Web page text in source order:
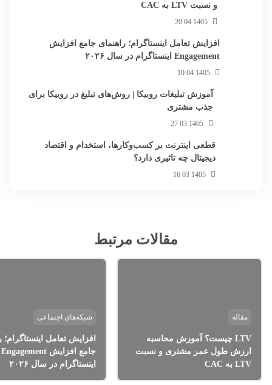
و نسبت LTV به CAC
1405 04 20
افزایش تعامل اینستاگرام؛ راهنمای جامع افزایش
Engagement اینستاگرام در سال ۲۰۲۶
1405 04 10
آموزش تبلیغات روبیکا | روش‌های تبلیغ در روبیکا برای
جذب مشتری
1405 03 27
قطعی اینترنت بر کسب‌وکارها، استخدام و اقتصاد
دیجیتال چه تاثیری دارد؟
1405 03 16
مقالات مرتبط
مقاله
LTV چیست؟ آموزش محاسبه
ارزش طول عمر مشتری و نسبت
LTV به CAC
شبکه‌های اجتماعی
افزایش تعامل اینستاگرام؛
جامع افزایش Engagement
اینستاگرام در سال ۲۰۲۶